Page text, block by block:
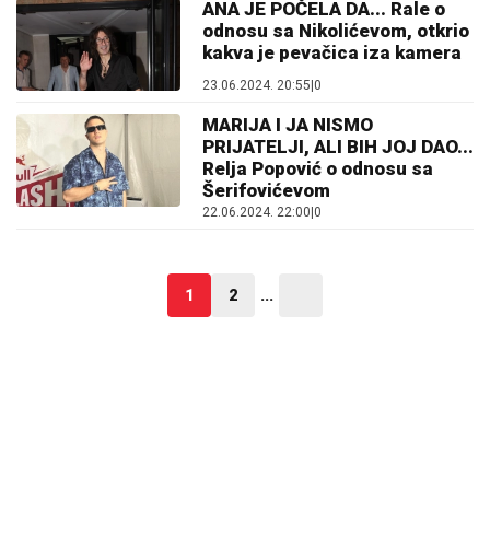
ANA JE POČELA DA... Rale o
odnosu sa Nikolićevom, otkrio
kakva je pevačica iza kamera
23.06.2024. 20:55 0
MARIJA I JA NISMO
PRIJATELJI, ALI BIH JOJ DAO...
Relja Popović o odnosu sa
Šerifovićevom
22.06.2024. 22:00 0
1 2 ...